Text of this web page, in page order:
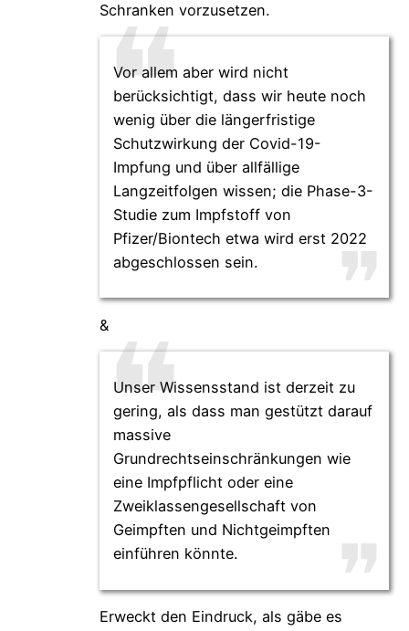
Schranken vorzusetzen.
Vor allem aber wird nicht
berücksichtigt, dass wir heute noch
wenig über die längerfristige
Schutzwirkung der Covid-19-
Impfung und über allfällige
Langzeitfolgen wissen; die Phase-3-
Studie zum Impfstoff von
Pfizer/Biontech etwa wird erst 2022
abgeschlossen sein.
&
Unser Wissensstand ist derzeit zu
gering, als dass man gestützt darauf
massive
Grundrechtseinschränkungen wie
eine Impfpflicht oder eine
Zweiklassengesellschaft von
Geimpften und Nichtgeimpften
einführen könnte.
Erweckt den Eindruck, als gäbe es